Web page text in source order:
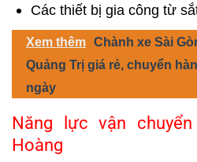
Các thiết bị gia công từ
Xem thêm Chành xe Sài
Quảng Trị giá rẻ, chuyển
ngày
Năng lực vận
Hoàng